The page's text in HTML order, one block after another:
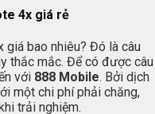
4x giá rẻ
giá bao nhiêu? Đó là câu
thắc mắc. Để có được câu
với 888 Mobile. Bởi dịch
một chi phí phải chăng,
trải nghiệm.